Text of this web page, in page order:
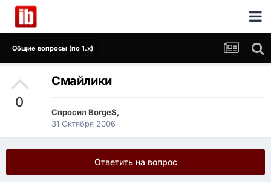
Общие вопросы (по 1.x)
0
Смайлики
Спросил BorgeS,
31 Октября 2006
Ответить на вопрос